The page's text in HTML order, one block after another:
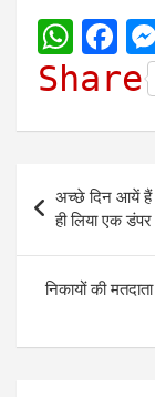
W
h
t
s
A
p
p
F
a
e
b
o
o
k
Share
navigation
अच्छे दिन आयें हैं
ही लिया एक डंपर
निकायों की